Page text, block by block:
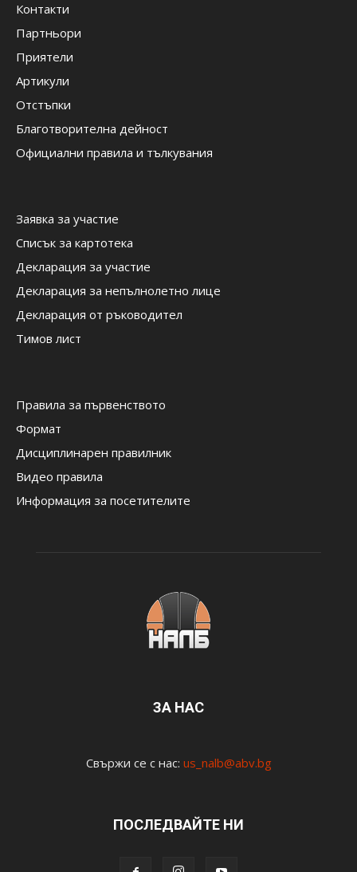
Контакти
Партньори
Приятели
Артикули
Отстъпки
Благотворителна дейност
Официални правила и тълкувания
Заявка за участие
Списък за картотека
Декларация за участие
Декларация за непълнолетно лице
Декларация от ръководител
Тимов лист
Правила за първенството
Формат
Дисциплинарен правилник
Видео правила
Информация за посетителите
ЗА НАС
Свържи се с нас: us_nalb@abv.bg
ПОСЛЕДВАЙТЕ НИ